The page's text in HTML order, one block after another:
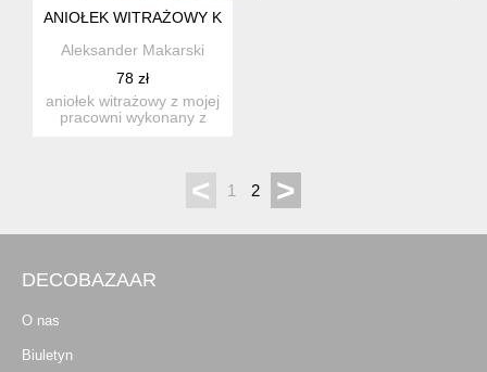
ANIOŁEK WITRAŻOWY KONTRABAS
Aleksander Makarski
78 zł
aniołek witrażowy z mojej
pracowni wykonany z
< 1 2 >
DECOBAZAAR
O nas
Biuletyn